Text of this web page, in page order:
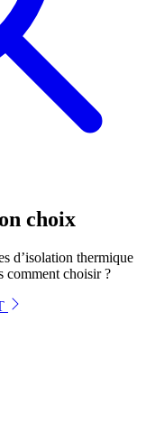
choix
d’isolation thermique
comment choisir ?